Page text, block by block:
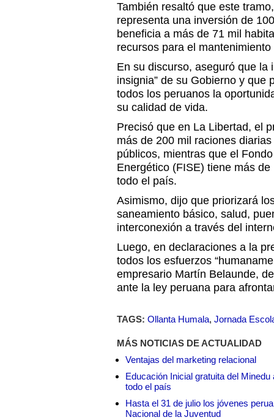
También resaltó que este
representa una inversión de
beneficia a más de 71 mil
recursos para el
En su discurso, aseguró que la
insignia” de su Gobierno y que
todos los peruanos la
su calidad de vida.
Precisó que en La Libertad, el
más de 200 mil raciones
públicos, mientras que el
Energético (FISE) tiene más
todo el país.
Asimismo, dijo que priorizará
saneamiento básico, salud,
interconexión a través del
Luego, en declaraciones a la
todos los esfuerzos
empresario Martín Belaunde,
ante la ley peruana para
TAGS: Ollanta Humala, Jornada
MÁS NOTICIAS DE ACTUALIDAD
Ventajas del marketing relacional
Educación Inicial gratuita del
todo el país
Hasta el 31 de julio los jóvenes
Nacional de la Juventud